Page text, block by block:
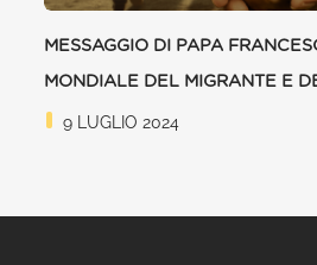
MESSAGGIO DI PAPA
MONDIALE DEL MIGRANTE E
9 LUGLIO 2024